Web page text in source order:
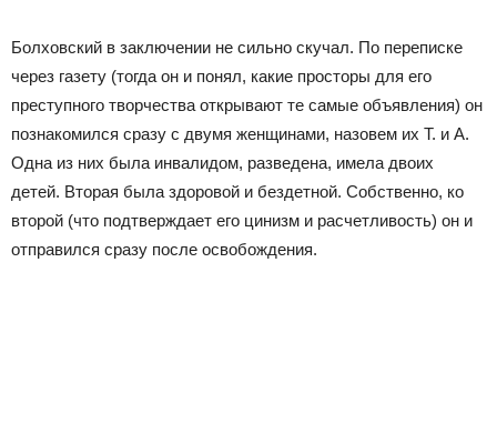
Болховский в заключении не сильно скучал. По переписке
через газету (тогда он и понял, какие просторы для его
преступного творчества открывают те самые объявления) он
познакомился сразу с двумя женщинами, назовем их Т. и А.
Одна из них была инвалидом, разведена, имела двоих
детей. Вторая была здоровой и бездетной. Собственно, ко
второй (что подтверждает его цинизм и расчетливость) он и
отправился сразу после освобождения.